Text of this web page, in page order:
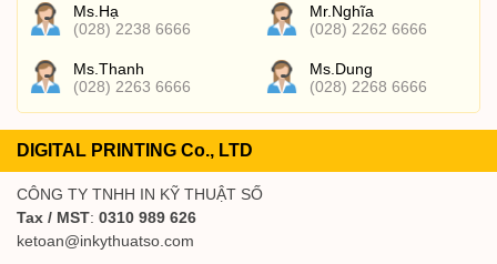
Ms.Hạ
(028) 2238 6666
Mr.Nghĩa
(028) 2262 6666
Ms.Thanh
(028) 2263 6666
Ms.Dung
(028) 2268 6666
DIGITAL PRINTING Co., LTD
CÔNG TY TNHH IN KỸ THUẬT SỐ
Tax / MST: 0310 989 626
ketoan@inkythuatso.com